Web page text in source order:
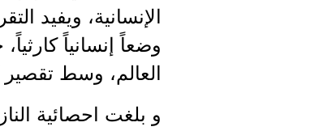
الإنسانية، ويفيد
وضعاً إنسانياً
العالم، وسط تقصير